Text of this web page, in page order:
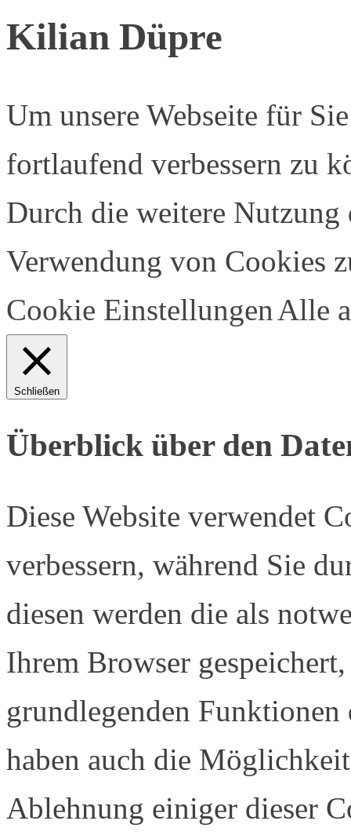
Kilian Düpre
Um unsere Webseite für
fortlaufend verbessern zu
Durch die weitere Nutzung
Verwendung von Cookies
Cookie EinstellungenAlle
Schließen
Überblick über den
Diese Website verwendet
verbessern, während Sie
diesen werden die als
Ihrem Browser
grundlegenden
haben auch die
Ablehnung einiger dieser